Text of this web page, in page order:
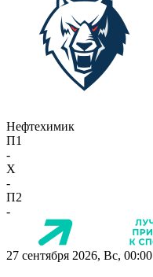
Нефтехимик
П1
-
X
-
П2
-
27 сентября 2026, Вс, 00:00